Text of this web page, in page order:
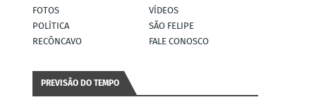
FOTOS
VÍDEOS
POLÍTICA
SÃO FELIPE
RECÔNCAVO
FALE CONOSCO
PREVISÃO DO TEMPO